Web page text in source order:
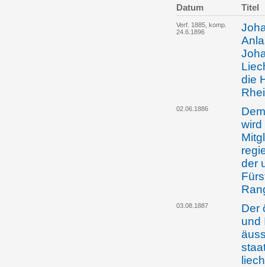
Datum Titel
Verf. 1885, komp.
24.6.1896
die
02.06.1886
wird
der
03.08.1887
Der
und